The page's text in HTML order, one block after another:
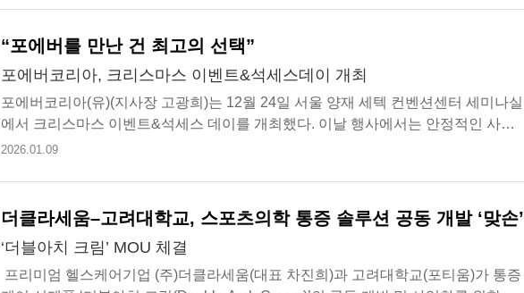
“포에버를 만난 건 최고의 선택”
포에버코리아, 크리스마스 이벤트&석세스데이 개최
포에버코리아(유)(지사장 고광희)는 12월 24일 서울 양재 세텍 컨벤션센터 세미나실
에서 크리스마스 이벤트&석세스 데이를 개최했다. 이날 행사에서는 안정적인 사업
기반을 바탕으로 2025년 한 해를 마무리한 포...
2026.01.09
더클라세움–고려대학교, 스포츠의학 통증 솔루션 공동 개발 ‘맞손’
‘더블아치 크림’ MOU 체결
프리미엄 헬스케어기업 (주)더클라세움(대표 차진희)과 고려대학교(포티움)가 통증